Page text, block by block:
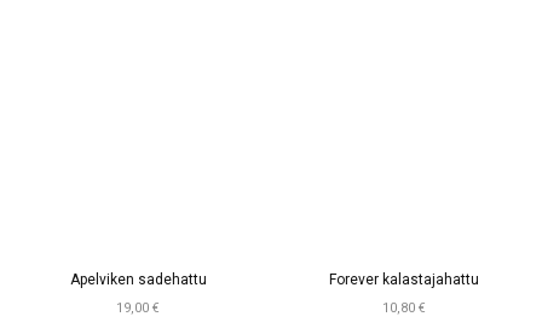
Apelviken sadehattu
19,00 €
Forever kalastajahattu
10,80 €